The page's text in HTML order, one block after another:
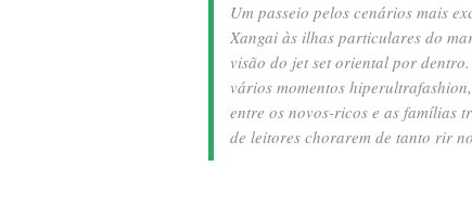
Um passeio pelos cenários mais
Xangai às ilhas particulares do
visão do jet set oriental por
vários momentos
entre os novos-ricos e as famílias
de leitores chorarem de tanto rir